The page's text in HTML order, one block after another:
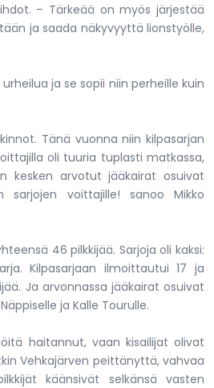
– Tärkeää on myös järjestää
ja saada näkyvyyttä lionstyölle,
ja se sopii niin perheille kuin
Tänä vuonna niin kilpasarjan
oli tuuria tuplasti matkassa,
kesken arvotut jääkairat osuivat
sarjojen voittajille! sanoo Mikko
46 pilkkijää. Sarjoja oli kaksi:
Kilpasarjaan ilmoittautui 17 ja
Ja arvonnassa jääkairat osuivat
ja Kalle Tourulle.
haitannut, vaan kisailijat olivat
Vehkajärven peittänyttä, vahvaa
käänsivät selkänsä vasten